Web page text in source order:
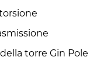
torre Gin Pole